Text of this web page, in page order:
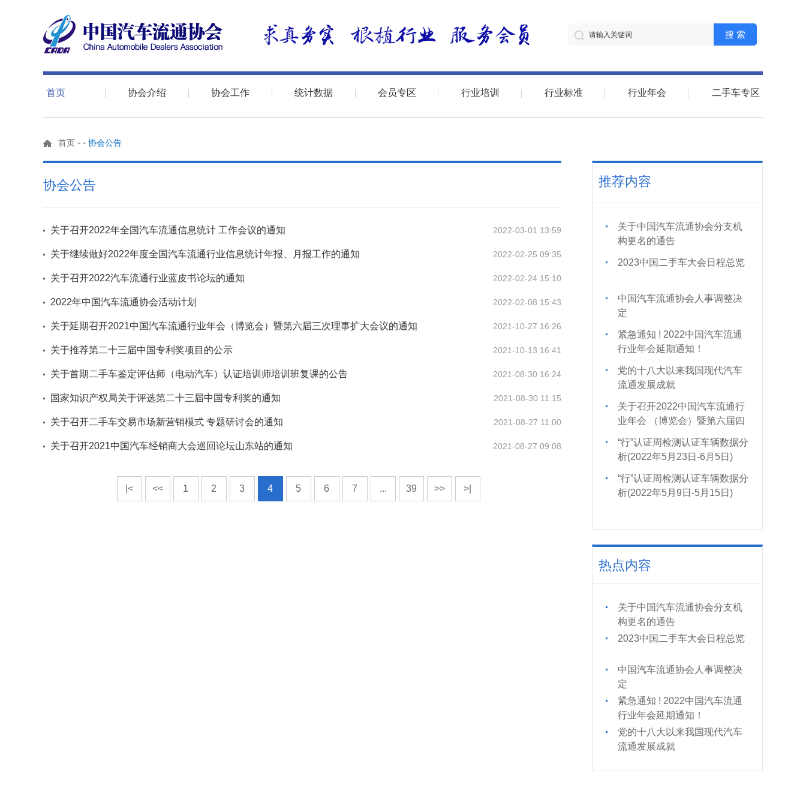
搜 索
首页 协会介绍 协会工作 统计数据 会员专区 行业培训 行业标准 行业年会 二手车专区
首页 - - 协会公告
协会公告
关于召开2022年全国汽车流通信息统计 工作会议的通知 2022-03-01 13:59
关于继续做好2022年度全国汽车流通行业信息统计年报、月报工作的通知 2022-02-25 09:35
关于召开2022汽车流通行业蓝皮书论坛的通知 2022-02-24 15:10
2022年中国汽车流通协会活动计划 2022-02-08 15:43
关于延期召开2021中国汽车流通行业年会（博览会）暨第六届三次理事扩大会议的通知 2021-10-27 16:26
关于推荐第二十三届中国专利奖项目的公示 2021-10-13 16:41
关于首期二手车鉴定评估师（电动汽车）认证培训师培训班复课的公告 2021-08-30 16:24
国家知识产权局关于评选第二十三届中国专利奖的通知 2021-08-30 11:15
关于召开二手车交易市场新营销模式 专题研讨会的通知 2021-08-27 11:00
关于召开2021中国汽车经销商大会巡回论坛山东站的通知 2021-08-27 09:08
|< << 1 2 3 4 5 6 7 ... 39 >> >|
推荐内容
关于中国汽车流通协会分支机
构更名的通告
2023中国二手车大会日程总览
中国汽车流通协会人事调整决
定
紧急通知 ! 2022中国汽车流通
行业年会延期通知！
党的十八大以来我国现代汽车
流通发展成就
关于召开2022中国汽车流通行
业年会 （博览会）暨第六届四
次理事 扩大会议的通知
“行”认证周检测认证车辆数据分
析(2022年5月23日-6月5日)
“行”认证周检测认证车辆数据分
析(2022年5月9日-5月15日)
热点内容
关于中国汽车流通协会分支机
构更名的通告
2023中国二手车大会日程总览
中国汽车流通协会人事调整决
定
紧急通知 ! 2022中国汽车流通
行业年会延期通知！
党的十八大以来我国现代汽车
流通发展成就